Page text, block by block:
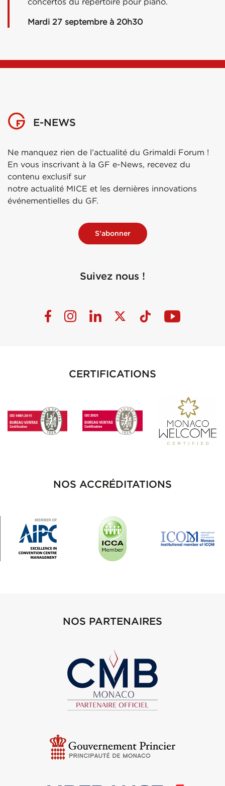
Mardi 27 septembre à 20h30
E-NEWS
Ne manquez rien de l’actualité du Grimaldi Forum !
En vous inscrivant à la GF e-News, recevez du
contenu exclusif sur
notre actualité MICE et les dernières innovations
événementielles du GF.
S'abonner
Suivez nous !
CERTIFICATIONS
NOS ACCRÉDITATIONS
NOS PARTENAIRES